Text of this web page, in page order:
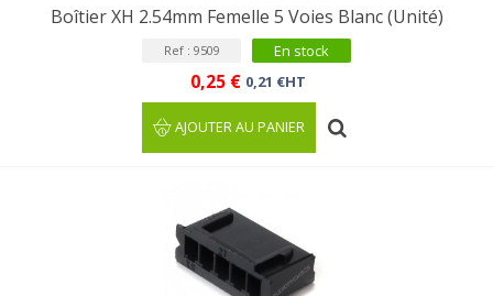
Boîtier XH 2.54mm Femelle 5 Voies Blanc (Unité)
Ref : 9509 En stock
0,25 € 0,21 €HT
AJOUTER AU PANIER